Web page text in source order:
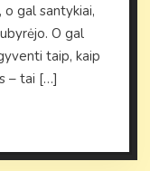
gal santykiai,
O gal
taip, kaip
– tai […]